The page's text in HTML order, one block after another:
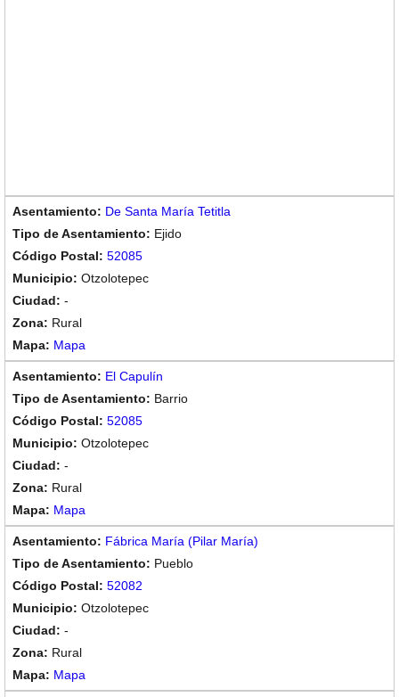
De Santa María Tetitla
Ejido
52085
Otzolotepec
-
Rural
Mapa
El Capulín
Barrio
52085
Otzolotepec
-
Rural
Mapa
Fábrica María (Pilar María)
Pueblo
52082
Otzolotepec
-
Rural
Mapa